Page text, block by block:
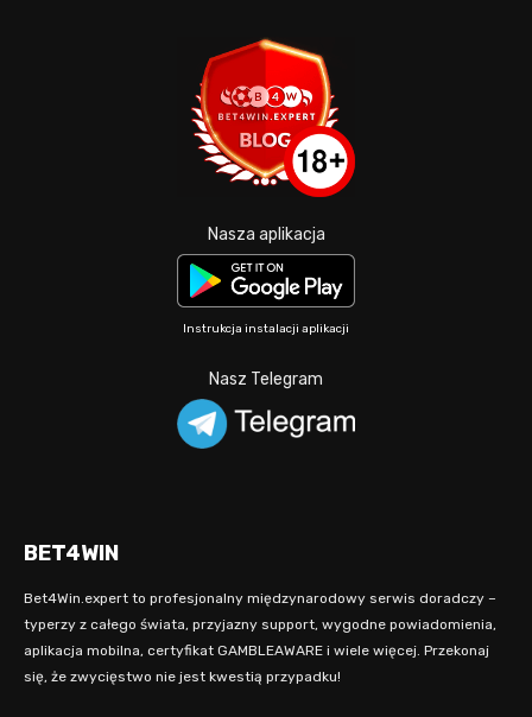
Nasza aplikacja
Instrukcja instalacji aplikacji
Nasz Telegram
BET4WIN
Bet4Win.expert to profesjonalny międzynarodowy serwis doradczy –
typerzy z całego świata, przyjazny support, wygodne powiadomienia,
aplikacja mobilna, certyfikat GAMBLEAWARE i wiele więcej. Przekonaj
się, że zwycięstwo nie jest kwestią przypadku!